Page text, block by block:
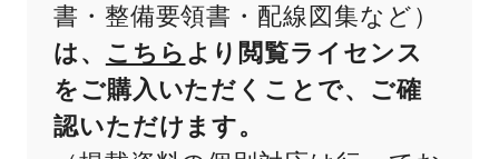
書・整備要領書・配線図集など）
は、 こちら より閲覧ライセンス
をご購入いただくことで、ご確
認いただけます。